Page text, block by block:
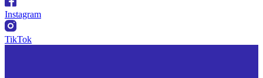
Instagram
TikTok